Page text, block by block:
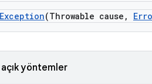
Exception(Throwable cause ,
yöntemler